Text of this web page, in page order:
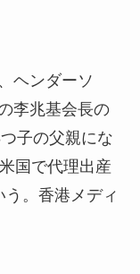
ヘンダーソ
李兆基会長の
子の父親にな
国で代理出産
。香港メディ